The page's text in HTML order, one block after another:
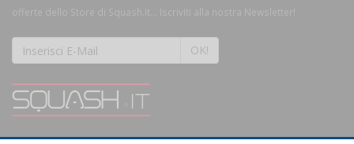
offerte dello Store di Squash.it... Iscriviti alla nostra Newsletter!
OK!